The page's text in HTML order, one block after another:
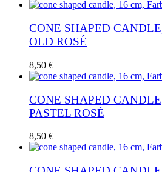
CONE SHAPED
OLD ROSÉ
8,50 €
CONE SHAPED
PASTEL ROSÉ
8,50 €